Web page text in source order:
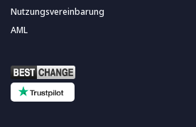
Nutzungsvereinbarung
AML